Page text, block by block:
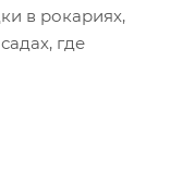
в рокариях,
где